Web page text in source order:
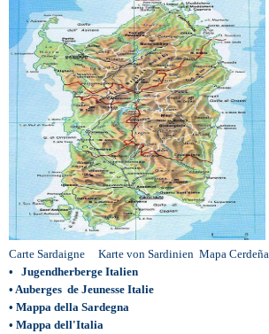
Carte Sardaigne Karte von Sardinien Mapa Cerdeña
•
Jugendherberge Italien
• Auberges de Jeunesse Italie
• Mappa della Sardegna
• Mappa dell'Italia